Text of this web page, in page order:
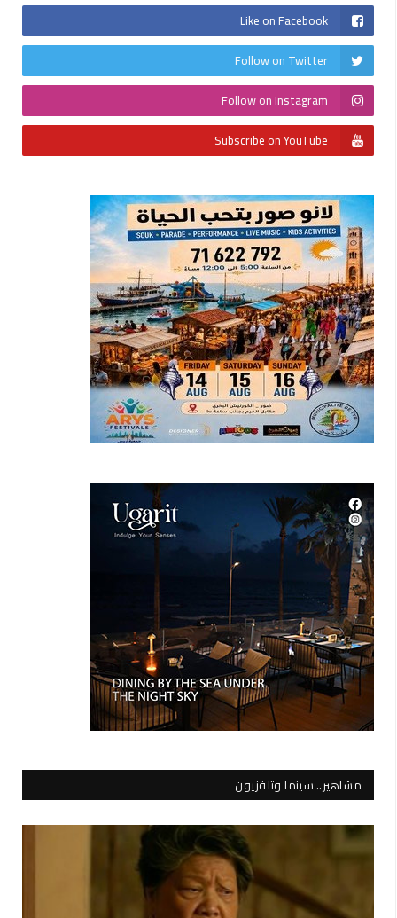
Like on Facebook
Follow on Twitter
Follow on Instagram
Subscribe on YouTube
مشاهير.. سينما وتلفزيون